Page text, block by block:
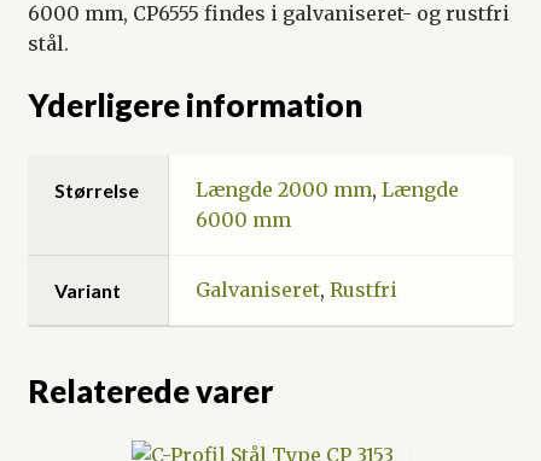
6000 mm, CP6555 findes i galvaniseret- og rustfri
stål.
Yderligere information
Størrelse Længde 2000 mm,Længde
6000 mm
Variant Galvaniseret,Rustfri
Relaterede varer